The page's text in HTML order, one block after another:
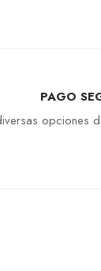
PAGO
opciones